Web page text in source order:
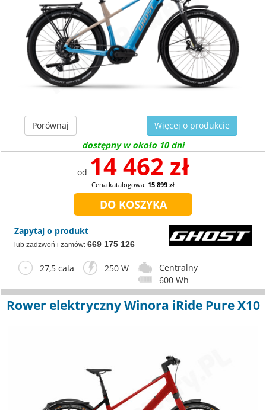
Porównaj
Więcej o produkcie
dostępny w około 10 dni
od 14 462 zł
Cena katalogowa: 15 899 zł
Zapytaj o produkt
lub zadzwoń i zamów: 669 175 126
27,5 cala 250 W
Centralny
600 Wh
Rower elektryczny Winora iRide Pure X10